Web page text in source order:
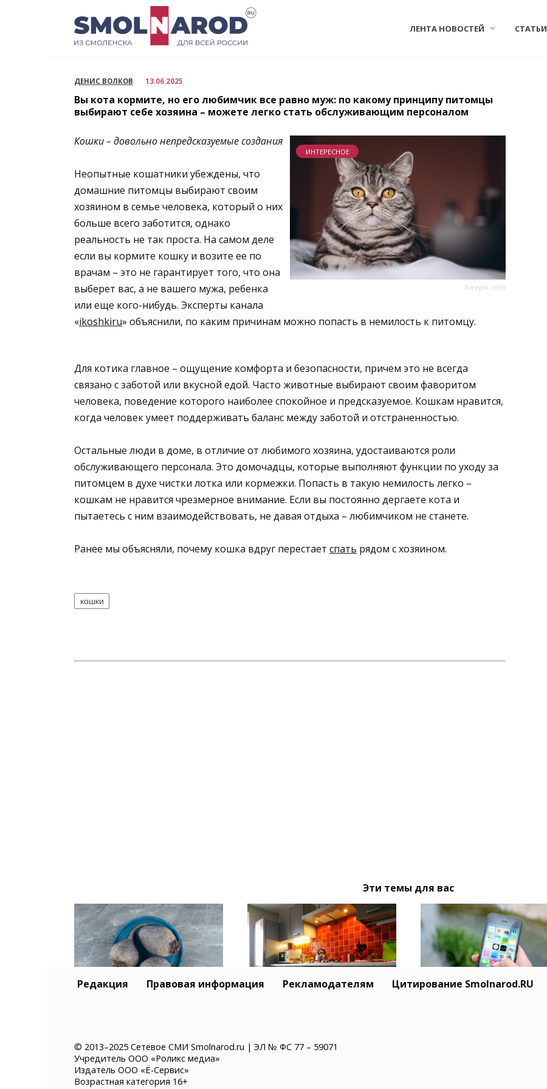
ЛЕНТА НОВОСТЕЙ СТАТЬИ
ДЕНИС ВОЛКОВ 13.06.2025
Вы кота кормите, но его любимчик все равно муж: по какому принципу питомцы
выбирают себе хозяина – можете легко стать обслуживающим персоналом
freepik.com
ИНТЕРЕСНОЕ
Кошки – довольно непредсказуемые создания
Неопытные кошатники убеждены, что
домашние питомцы выбирают своим
хозяином в семье человека, который о них
больше всего заботится, однако
реальность не так проста. На самом деле
если вы кормите кошку и возите ее по
врачам – это не гарантирует того, что она
выберет вас, а не вашего мужа, ребенка
или еще кого-нибудь. Эксперты канала
«ikoshkiru» объяснили, по каким причинам можно попасть в немилость к питомцу.
Для котика главное – ощущение комфорта и безопасности, причем это не всегда
связано с заботой или вкусной едой. Часто животные выбирают своим фаворитом
человека, поведение которого наиболее спокойное и предсказуемое. Кошкам нравится,
когда человек умеет поддерживать баланс между заботой и отстраненностью.
Остальные люди в доме, в отличие от любимого хозяина, удостаиваются роли
обслуживающего персонала. Это домочадцы, которые выполняют функции по уходу за
питомцем в духе чистки лотка или кормежки. Попасть в такую немилость легко –
кошкам не нравится чрезмерное внимание. Если вы постоянно дергаете кота и
пытаетесь с ним взаимодействовать, не давая отдыха – любимчиком не станете.
Ранее мы объясняли, почему кошка вдруг перестает спать рядом с хозяином.
кошки
Эти темы для вас
минут — все готово
идеально
обречены: кухонный
Редакция Правовая информация Рекламодателям Цитирование Smolnarod.RU
© 2013–2025 Сетевое СМИ Smolnarod.ru | ЭЛ № ФС 77 – 59071
Учредитель ООО «Роликс медиа»
Издатель ООО «Ё-Сервис»
Возрастная категория 16+